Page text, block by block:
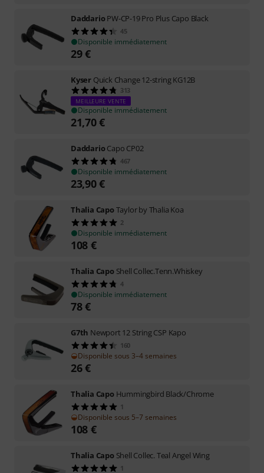
DaddarioPW-CP-19 Pro Plus Capo Black
45
Disponible immédiatement
29€
Kyser Quick Change 12-string KG12B
313
MEILLEURE VENTE
Disponible immédiatement
21,70€
DaddarioCapo CP02
467
Disponible immédiatement
23,90€
Thalia CapoTaylor by Thalia Koa
2
Disponible immédiatement
108 €
Thalia Capo Shell Collec.Tenn.Whiskey
4
Disponible immédiatement
78€
G7th Newport 12 String CSP Kapo
160
Disponible sous 3–4 semaines
26€
Thalia Capo Hummingbird Black/Chrome
1
Disponible sous 5–7 semaines
108 €
Thalia Capo Shell Collec. Teal Angel Wing
1